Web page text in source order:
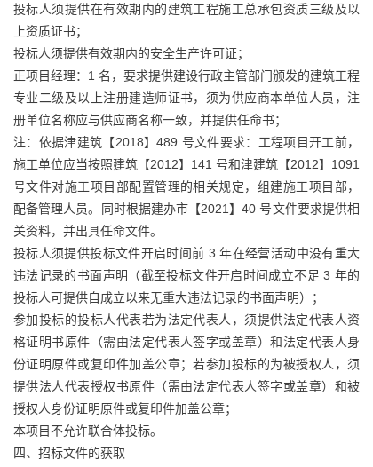
投标人须提供在有效期内的建筑工程施工总承包资质三级及以
上资质证书；
投标人须提供有效期内的安全生产许可证；
正项目经理：1 名，要求提供建设行政主管部门颁发的建筑工程
专业二级及以上注册建造师证书，须为供应商本单位人员，注
册单位名称应与供应商名称一致，并提供任命书；
注：依据津建筑【2018】489 号文件要求：工程项目开工前，
施工单位应当按照建筑【2012】141 号和津建筑【2012】1091
号文件对施工项目部配置管理的相关规定，组建施工项目部，
配备管理人员。同时根据建办市【2021】40 号文件要求提供相
关资料，并出具任命文件。
投标人须提供投标文件开启时间前 3 年在经营活动中没有重大
违法记录的书面声明（截至投标文件开启时间成立不足 3 年的
投标人可提供自成立以来无重大违法记录的书面声明）；
参加投标的投标人代表若为法定代表人，须提供法定代表人资
格证明书原件（需由法定代表人签字或盖章）和法定代表人身
份证明原件或复印件加盖公章；若参加投标的为被授权人，须
提供法人代表授权书原件（需由法定代表人签字或盖章）和被
授权人身份证明原件或复印件加盖公章；
本项目不允许联合体投标。
四、招标文件的获取